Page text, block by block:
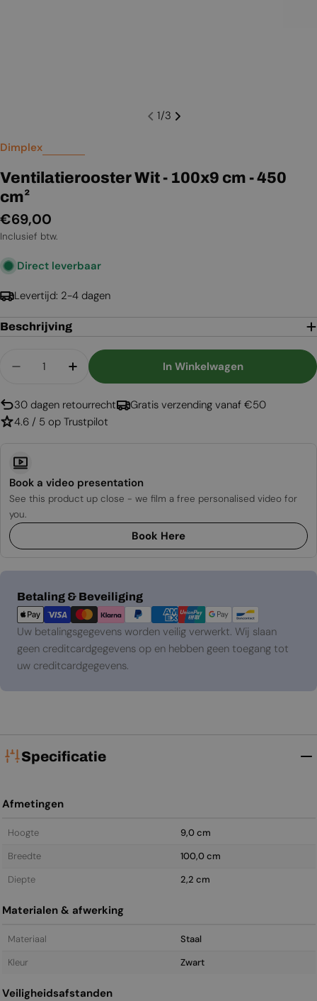
1/3
Dimplex
Ventilatierooster Wit - 100x9 cm - 450
cm²
Normale
prijs
€69,00
Inclusief btw.
Direct leverbaar
Levertijd: 2-4 dagen
Beschrijving
Aantal Verlagen Voor Ventilatierooster Wit -
Aantal Verhogen Voor
In Winkelwagen
30 dagen retourrecht
Gratis verzending vanaf €50
4.6 / 5 op Trustpilot
Book a video presentation
See this product up close - we film a free personalised video for
you.
Book Here
Betaling & Beveiliging
Betaalmethoden
Uw betalingsgegevens worden veilig verwerkt. Wij slaan
geen creditcardgegevens op en hebben geen toegang tot
uw creditcardgegevens.
Specificatie
Afmetingen
Hoogte
9,0 cm
Breedte
100,0 cm
Diepte
2,2 cm
Materialen & afwerking
Materiaal
Staal
Kleur
Zwart
Veiligheidsafstanden